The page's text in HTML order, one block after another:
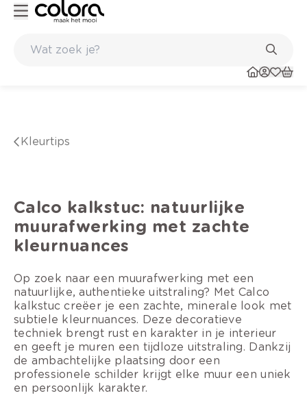
kleurtips
Calco kalkstuc: natuurlijke
muurafwerking met zachte
kleurnuances
Op zoek naar een muurafwerking met een
natuurlijke, authentieke uitstraling? Met Calco
kalkstuc creëer je een zachte, minerale look met
subtiele kleurnuances. Deze decoratieve
techniek brengt rust en karakter in je interieur
en geeft je muren een tijdloze uitstraling. Dankzij
de ambachtelijke plaatsing door een
professionele schilder krijgt elke muur een uniek
en persoonlijk karakter.